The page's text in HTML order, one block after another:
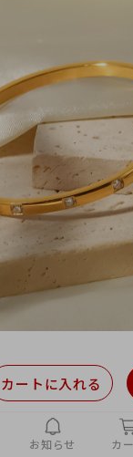
カートに入れる
お知らせ カ